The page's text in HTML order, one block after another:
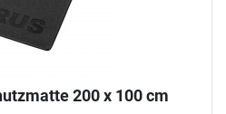
200 x 100 cm